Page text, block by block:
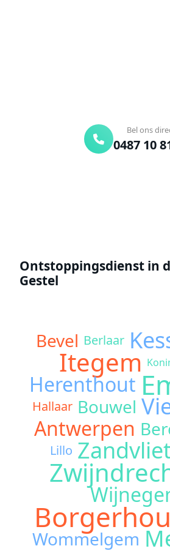
Bel ons
0487 10
Ontstoppingsdienst in
Gestel
Bevel Berlaar
Itegem
Herenthout
Hallaar Bouwel
Antwerpen
Lillo
Wommelgem